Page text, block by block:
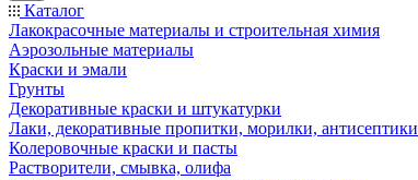
Каталог
Лакокрасочные материалы и строительная химия
Аэрозольные материалы
Краски и эмали
Грунты
Декоративные краски и штукатурки
Лаки, декоративные пропитки, морилки, антисептики
Колеровочные краски и пасты
Растворители, смывка, олифа